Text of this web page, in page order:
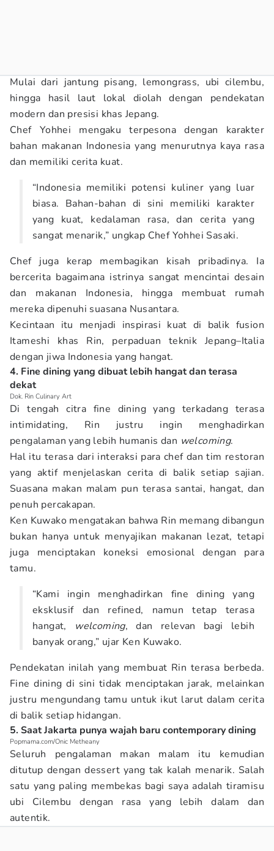
Mulai dari jantung pisang, lemongrass, ubi cilembu,
hingga hasil laut lokal diolah dengan pendekatan
modern dan presisi khas Jepang.
Chef Yohhei mengaku terpesona dengan karakter
bahan makanan Indonesia yang menurutnya kaya rasa
dan memiliki cerita kuat.
“Indonesia memiliki potensi kuliner yang luar
biasa. Bahan-bahan di sini memiliki karakter
yang kuat, kedalaman rasa, dan cerita yang
sangat menarik,” ungkap Chef Yohhei Sasaki.
Chef juga kerap membagikan kisah pribadinya. Ia
bercerita bagaimana istrinya sangat mencintai desain
dan makanan Indonesia, hingga membuat rumah
mereka dipenuhi suasana Nusantara.
Kecintaan itu menjadi inspirasi kuat di balik fusion
Itameshi khas Rin, perpaduan teknik Jepang–Italia
dengan jiwa Indonesia yang hangat.
4. Fine dining yang dibuat lebih hangat dan terasa
dekat
Dok. Rin Culinary Art
Di tengah citra fine dining yang terkadang terasa
intimidating, Rin justru ingin menghadirkan
pengalaman yang lebih humanis dan welcoming.
Hal itu terasa dari interaksi para chef dan tim restoran
yang aktif menjelaskan cerita di balik setiap sajian.
Suasana makan malam pun terasa santai, hangat, dan
penuh percakapan.
Ken Kuwako mengatakan bahwa Rin memang dibangun
bukan hanya untuk menyajikan makanan lezat, tetapi
juga menciptakan koneksi emosional dengan para
tamu.
“Kami ingin menghadirkan fine dining yang
eksklusif dan refined, namun tetap terasa
hangat, welcoming, dan relevan bagi lebih
banyak orang,” ujar Ken Kuwako.
Pendekatan inilah yang membuat Rin terasa berbeda.
Fine dining di sini tidak menciptakan jarak, melainkan
justru mengundang tamu untuk ikut larut dalam cerita
di balik setiap hidangan.
5. Saat Jakarta punya wajah baru contemporary dining
Popmama.com/Onic Metheany
Seluruh pengalaman makan malam itu kemudian
ditutup dengan dessert yang tak kalah menarik. Salah
satu yang paling membekas bagi saya adalah tiramisu
ubi Cilembu dengan rasa yang lebih dalam dan
autentik.